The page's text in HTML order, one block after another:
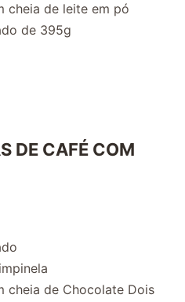
cheia de leite em pó
de 395g
DE CAFÉ COM
cheia de Chocolate Dois